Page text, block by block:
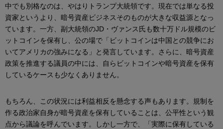
中でも別格なのは、やはりトランプ大統領です。現在では単なる投
資家というより、暗号資産ビジネスそのものが大きな収益源となっ
ています。一方、副大統領のJD・ヴァンス氏も数十万ドル規模のビ
ットコインを保有し、公の場で「ビットコインは中国との競争にお
いてアメリカの強みになる」と発言しています。さらに、暗号資産
政策を推進する議員の中には、自らビットコインや暗号資産を保有
しているケースも少なくありません。
もちろん、この状況には利益相反を懸念する声もあります。規制を
作る政治家自身が暗号資産を保有していることは、公平性という観
点から議論を呼んでいます。しかし一方で、「実際に保有している